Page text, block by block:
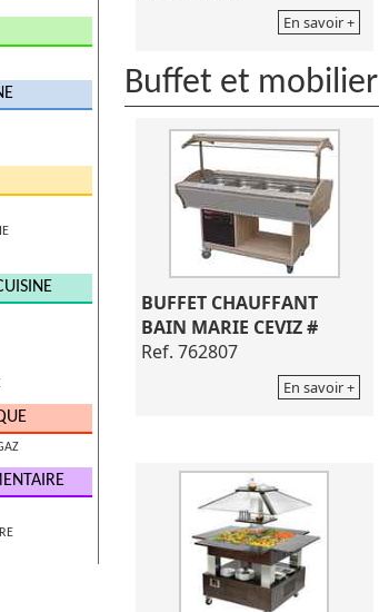
En savoir +
Buffet et mobilier
BUFFET CHAUFFANT
BAIN MARIE CEVIZ #
Ref. 762807
En savoir +